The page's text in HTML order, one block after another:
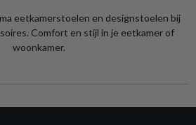
eetkamerstoelen en designstoelen bij
Comfort en stijl in je eetkamer of
woonkamer.